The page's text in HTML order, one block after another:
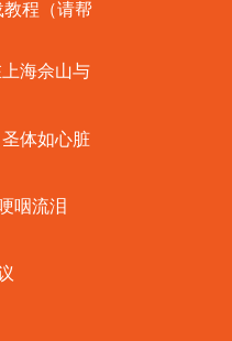
程（请帮
海佘山与
体如心脏
咽流泪